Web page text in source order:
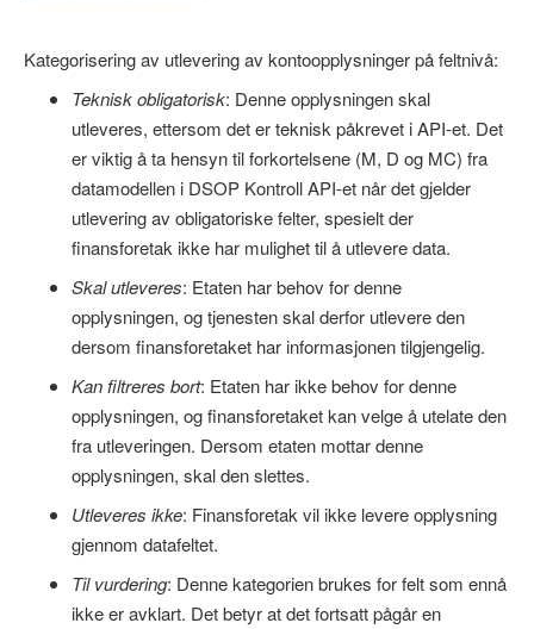
Kategorisering av utlevering av kontoopplysninger på feltnivå:
Teknisk obligatorisk: Denne opplysningen skal
utleveres, ettersom det er teknisk påkrevet i API-et. Det
er viktig å ta hensyn til forkortelsene (M, D og MC) fra
datamodellen i DSOP Kontroll API-et når det gjelder
utlevering av obligatoriske felter, spesielt der
finansforetak ikke har mulighet til å utlevere data.
Skal utleveres: Etaten har behov for denne
opplysningen, og tjenesten skal derfor utlevere den
dersom finansforetaket har informasjonen tilgjengelig.
Kan filtreres bort: Etaten har ikke behov for denne
opplysningen, og finansforetaket kan velge å utelate den
fra utleveringen. Dersom etaten mottar denne
opplysningen, skal den slettes.
Utleveres ikke: Finansforetak vil ikke levere opplysning
gjennom datafeltet.
Til vurdering: Denne kategorien brukes for felt som ennå
ikke er avklart. Det betyr at det fortsatt pågår en